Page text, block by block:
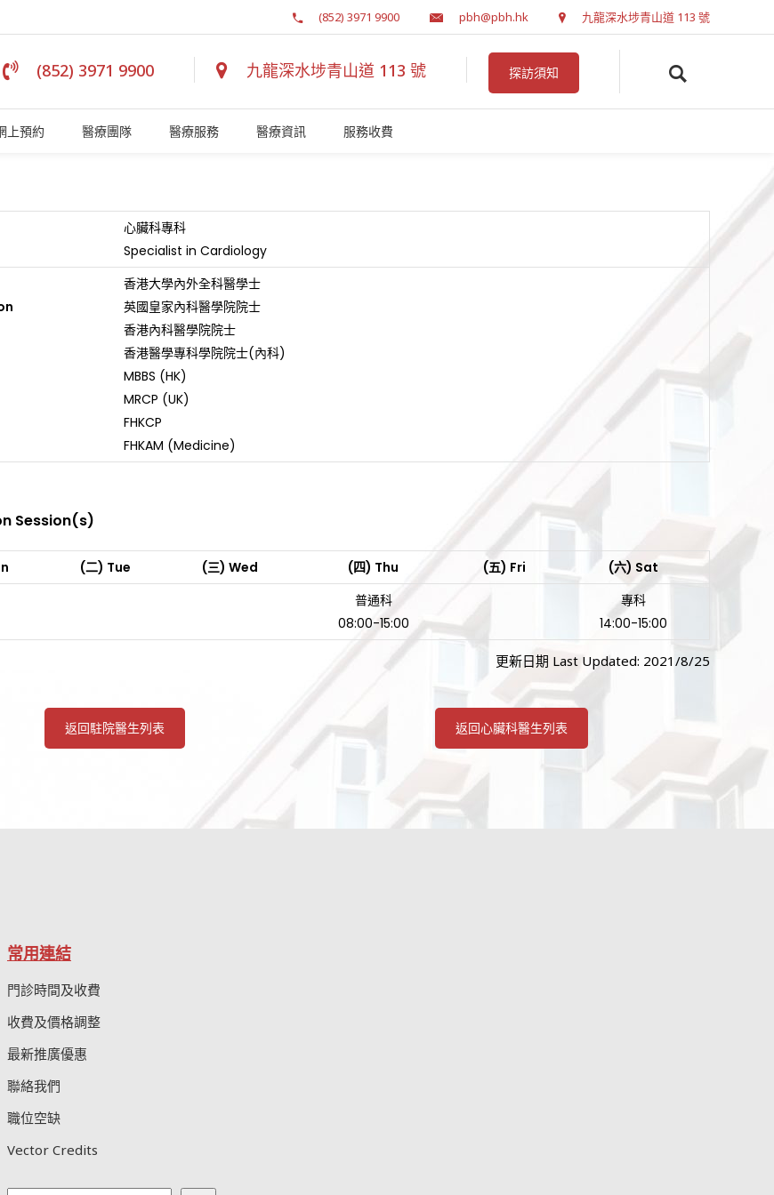
(852) 3971 9900 pbh@pbh.hk 九龍深水埗青山道 113 號
(852) 3971 9900 九龍深水埗青山道 113 號 探訪須知
上預約 醫療團隊 醫療服務 醫療資訊 服務收費
心臟科專科
Specialist in Cardiology
香港大學內外全科醫學士
英國皇家內科醫學院院士
香港內科醫學院院士
香港醫學專科學院院士(內科)
MBBS (HK)
MRCP (UK)
FHKCP
FHKAM (Medicine)
Session(s)
(二) Tue (三) Wed (四) Thu (五) Fri
(六) Sat
普通科
08:00-15:00
專科
14:00-15:00
更新日期 Last Updated: 2021/8/25
返回駐院醫生列表 返回心臟科醫生列表
常用連結
門診時間及收費
收費及價格調整
最新推廣優惠
聯絡我們
職位空缺
Vector Credits